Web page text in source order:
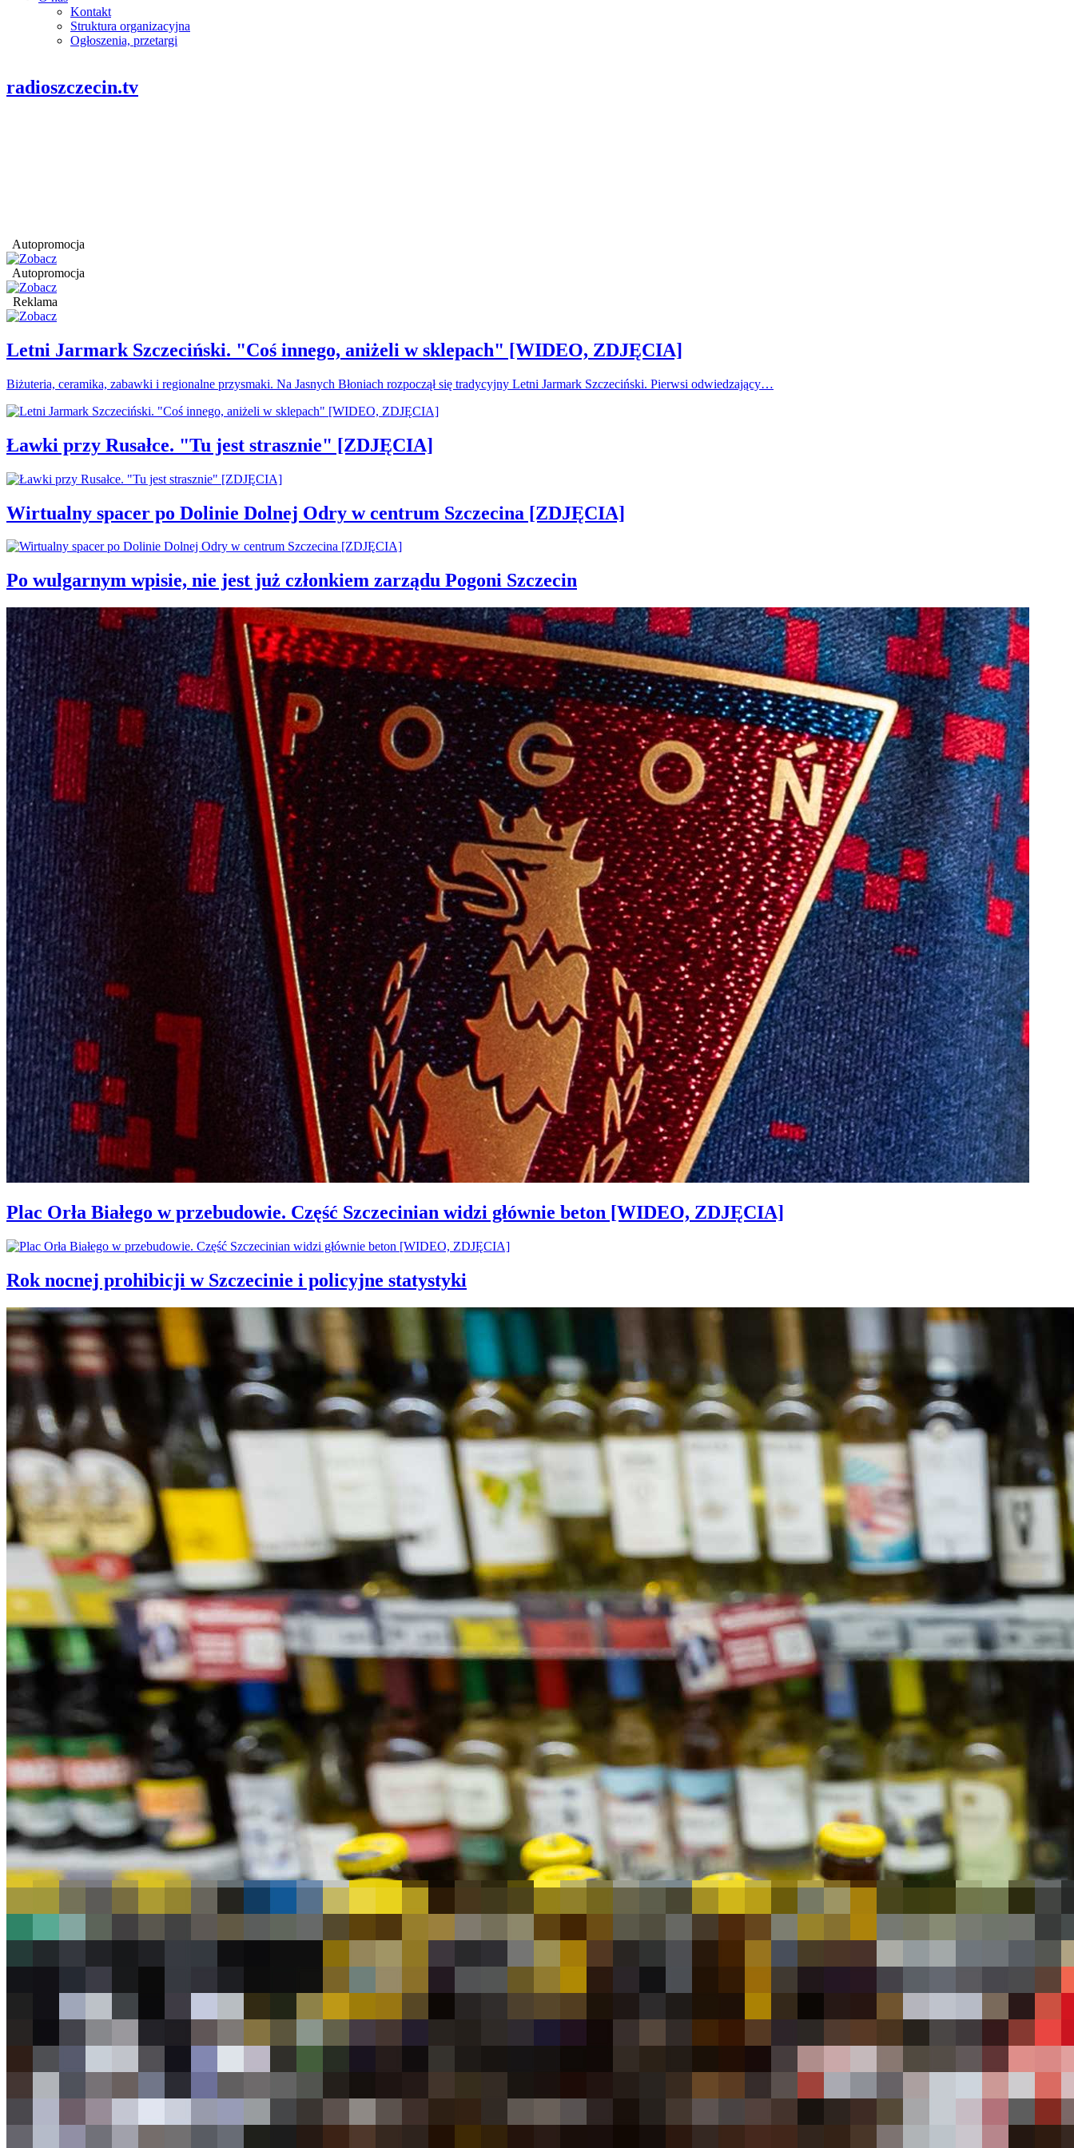
Kontakt
Struktura organizacyjna
Ogłoszenia, przetargi
radioszczecin.tv
Autopromocja
Autopromocja
Reklama
Letni Jarmark Szczeciński. "Coś innego, aniżeli w sklepach" [WIDEO, ZDJĘCIA]
Biżuteria, ceramika, zabawki i regionalne przysmaki. Na Jasnych Błoniach rozpoczął się tradycyjny Letni Jarmark Szczeciński. Pierwsi odwiedzający…
Ławki przy Rusałce. "Tu jest strasznie" [ZDJĘCIA]
Wirtualny spacer po Dolinie Dolnej Odry w centrum Szczecina [ZDJĘCIA]
Po wulgarnym wpisie, nie jest już członkiem zarządu Pogoni Szczecin
Plac Orła Białego w przebudowie. Część Szczecinian widzi głównie beton [WIDEO, ZDJĘCIA]
Rok nocnej prohibicji w Szczecinie i policyjne statystyki